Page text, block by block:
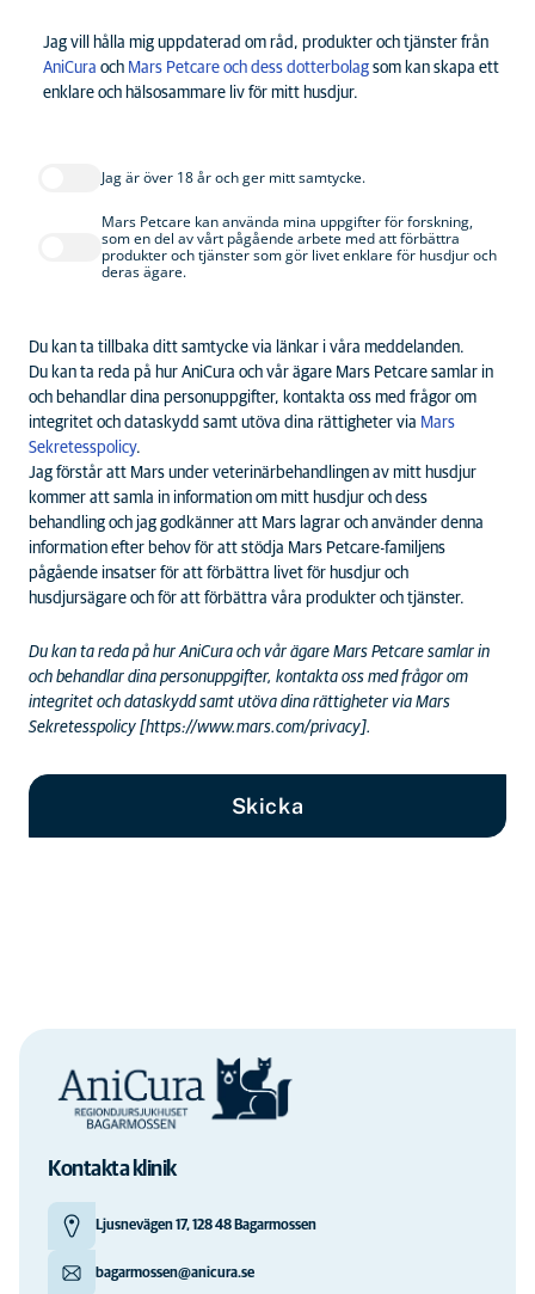
Jag vill hålla mig uppdaterad om råd, produkter och tjänster från
AniCura och Mars Petcare och dess dotterbolag som kan skapa ett
enklare och hälsosammare liv för mitt husdjur.
Jag är över 18 år och ger mitt samtycke.
Mars Petcare kan använda mina uppgifter för forskning,
som en del av vårt pågående arbete med att förbättra
produkter och tjänster som gör livet enklare för husdjur och
deras ägare.
Du kan ta tillbaka ditt samtycke via länkar i våra meddelanden.
Du kan ta reda på hur AniCura och vår ägare Mars Petcare samlar in
och behandlar dina personuppgifter, kontakta oss med frågor om
integritet och dataskydd samt utöva dina rättigheter via Mars
Sekretesspolicy.
Jag förstår att Mars under veterinärbehandlingen av mitt husdjur
kommer att samla in information om mitt husdjur och dess
behandling och jag godkänner att Mars lagrar och använder denna
information efter behov för att stödja Mars Petcare-familjens
pågående insatser för att förbättra livet för husdjur och
husdjursägare och för att förbättra våra produkter och tjänster.
Du kan ta reda på hur AniCura och vår ägare Mars Petcare samlar in
och behandlar dina personuppgifter, kontakta oss med frågor om
integritet och dataskydd samt utöva dina rättigheter via Mars
Sekretesspolicy [https://www.mars.com/privacy].
Skicka
Kontakta klinik
Ljusnevägen 17, 128 48 Bagarmossen
bagarmossen@anicura.se